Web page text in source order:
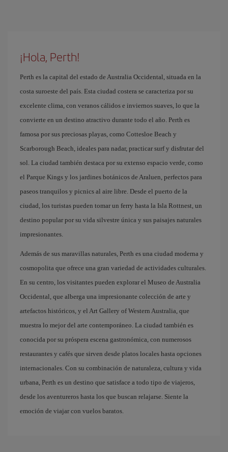
¡Hola, Perth!
Perth es la capital del estado de Australia Occidental, situada en la
costa suroeste del país. Esta ciudad costera se caracteriza por su
excelente clima, con veranos cálidos e inviernos suaves, lo que la
convierte en un destino atractivo durante todo el año. Perth es
famosa por sus preciosas playas, como Cottesloe Beach y
Scarborough Beach, ideales para nadar, practicar surf y disfrutar del
sol. La ciudad también destaca por su extenso espacio verde, como
el Parque Kings y los jardines botánicos de Araluen, perfectos para
paseos tranquilos y picnics al aire libre. Desde el puerto de la
ciudad, los turistas pueden tomar un ferry hasta la Isla Rottnest, un
destino popular por su vida silvestre única y sus paisajes naturales
impresionantes.
Además de sus maravillas naturales, Perth es una ciudad moderna y
cosmopolita que ofrece una gran variedad de actividades culturales.
En su centro, los visitantes pueden explorar el Museo de Australia
Occidental, que alberga una impresionante colección de arte y
artefactos históricos, y el Art Gallery of Western Australia, que
muestra lo mejor del arte contemporáneo. La ciudad también es
conocida por su próspera escena gastronómica, con numerosos
restaurantes y cafés que sirven desde platos locales hasta opciones
internacionales. Con su combinación de naturaleza, cultura y vida
urbana, Perth es un destino que satisface a todo tipo de viajeros,
desde los aventureros hasta los que buscan relajarse. Siente la
emoción de viajar con vuelos baratos.